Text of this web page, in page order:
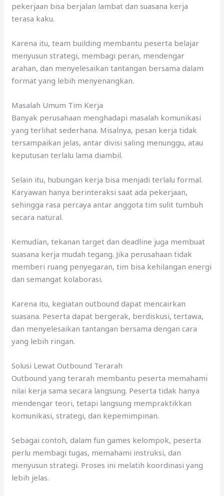
pekerjaan bisa berjalan lambat dan suasana kerja
terasa kaku.
Karena itu, team building membantu peserta belajar
menyusun strategi, membagi peran, mendengar
arahan, dan menyelesaikan tantangan bersama dalam
format yang lebih menyenangkan.
Masalah Umum Tim Kerja
Banyak perusahaan menghadapi masalah komunikasi
yang terlihat sederhana. Misalnya, pesan kerja tidak
tersampaikan jelas, antar divisi saling menunggu, atau
keputusan terlalu lama diambil.
Selain itu, hubungan kerja bisa menjadi terlalu formal.
Karyawan hanya berinteraksi saat ada pekerjaan,
sehingga rasa percaya antar anggota tim sulit tumbuh
secara natural.
Kemudian, tekanan target dan deadline juga membuat
suasana kerja mudah tegang. Jika perusahaan tidak
memberi ruang penyegaran, tim bisa kehilangan energi
dan semangat kolaborasi.
Karena itu, kegiatan outbound dapat mencairkan
suasana. Peserta dapat bergerak, berdiskusi, tertawa,
dan menyelesaikan tantangan bersama dengan cara
yang lebih ringan.
Solusi Lewat Outbound Terarah
Outbound yang terarah membantu peserta memahami
nilai kerja sama secara langsung. Peserta tidak hanya
mendengar teori, tetapi langsung mempraktikkan
komunikasi, strategi, dan kepemimpinan.
Sebagai contoh, dalam fun games kelompok, peserta
perlu membagi tugas, memahami instruksi, dan
menyusun strategi. Proses ini melatih koordinasi yang
lebih jelas.